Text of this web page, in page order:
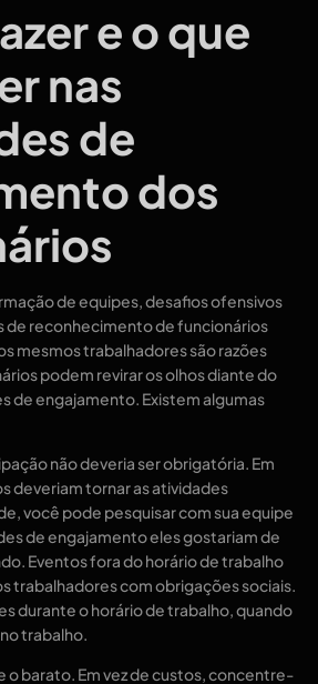
e o que
nas
de
dos
de equipes, desafios ofensivos
de reconhecimento de funcionários
mesmos trabalhadores são razões
podem revirar os olhos diante do
de engajamento. Existem algumas
não deveria ser obrigatória. Em
deveriam tornar as atividades
você pode pesquisar com sua equipe
de engajamento eles gostariam de
Eventos fora do horário de trabalho
trabalhadores com obrigações sociais.
durante o horário de trabalho, quando
trabalho.
o barato. Em vez de custos, concentre-